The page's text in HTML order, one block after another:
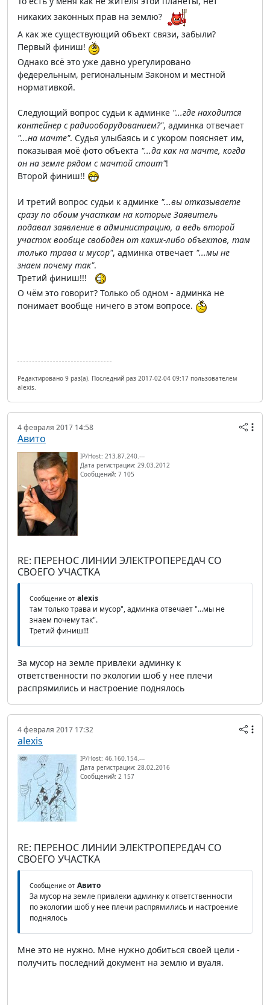
никаких законных прав на землю?
А как же существующий объект связи, забыли?
Первый финиш!
Однако всё это уже давно урегулировано
федерельным, региональным Законом и местной
нормативкой.
Следующий вопрос судьи к админке "...где находится
контейнер с радиооборудованием?", админка отвечает
"...на мачте". Судья улыбаясь и с укором поясняет им,
показывая моё фото объекта "...да как на мачте, когда
он на земле рядом с мачтой стоит"!
Второй финиш!!
И третий вопрос судьи к админке "...вы отказываете
сразу по обоим участкам на которые Заявитель
подавал заявление в администрацию, а ведь второй
участок вообще свободен от каких-либо объектов, там
только трава и мусор", админка отвечает "...мы не
знаем почему так".
Третий финиш!!!
О чём это говорит? Только об одном - админка не
понимает вообще ничего в этом вопросе.
Редактировано 9 раз(а). Последний раз 2017-02-04 09:17 пользователем
alexis.
4 февраля 2017 14:58
Авито
IP/Host: 213.87.240.---
Дата регистрации: 29.03.2012
Сообщений: 7 105
RE: ПЕРЕНОС ЛИНИИ ЭЛЕКТРОПЕРЕДАЧ СО
СВОЕГО УЧАСТКА
Сообщение от alexis
там только трава и мусор", админка отвечает "...мы не
знаем почему так".
Третий финиш!!!
За мусор на земле привлеки админку к
ответственности по экологии шоб у нее плечи
распрямились и настроение поднялось
4 февраля 2017 17:32
alexis
IP/Host: 46.160.154.---
Дата регистрации: 28.02.2016
Сообщений: 2 157
RE: ПЕРЕНОС ЛИНИИ ЭЛЕКТРОПЕРЕДАЧ СО
СВОЕГО УЧАСТКА
Сообщение от Авито
За мусор на земле привлеки админку к ответственности
по экологии шоб у нее плечи распрямились и настроение
поднялось
Мне это не нужно. Мне нужно добиться своей цели -
получить последний документ на землю и вуаля.